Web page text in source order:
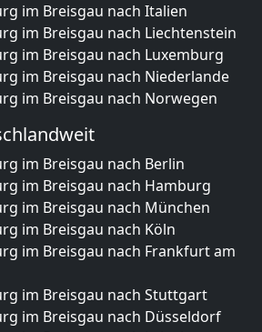
im Breisgau nach Italien
im Breisgau nach Liechtenstein
im Breisgau nach Luxemburg
im Breisgau nach Niederlande
im Breisgau nach Norwegen
im Breisgau nach Berlin
im Breisgau nach Hamburg
im Breisgau nach München
im Breisgau nach Köln
im Breisgau nach Frankfurt am
im Breisgau nach Stuttgart
im Breisgau nach Düsseldorf